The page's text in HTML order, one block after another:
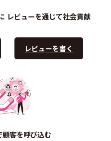
レビューを通じて社会貢献
レビューを書く
顧客を呼び込む